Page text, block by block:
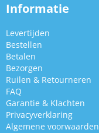
Informatie
Levertijden
Bestellen
Betalen
Bezorgen
Ruilen & Retourneren
FAQ
Garantie & Klachten
Privacyverklaring
Algemene voorwaarden